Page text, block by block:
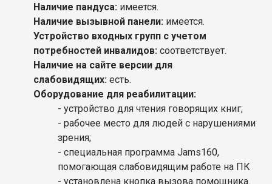
Наличие пандуса: имеется.
Наличие вызывной панели: имеется.
Устройство входных групп с учетом
потребностей инвалидов: соответствует.
Наличие на сайте версии для
слабовидящих: есть.
Оборудование для реабилитации:
- устройство для чтения говорящих книг;
- рабочее место для людей с нарушениями
зрения;
- специальная программа Jams160,
помогающая слабовидящим работе на ПК
- установлена кнопка вызова помощника.